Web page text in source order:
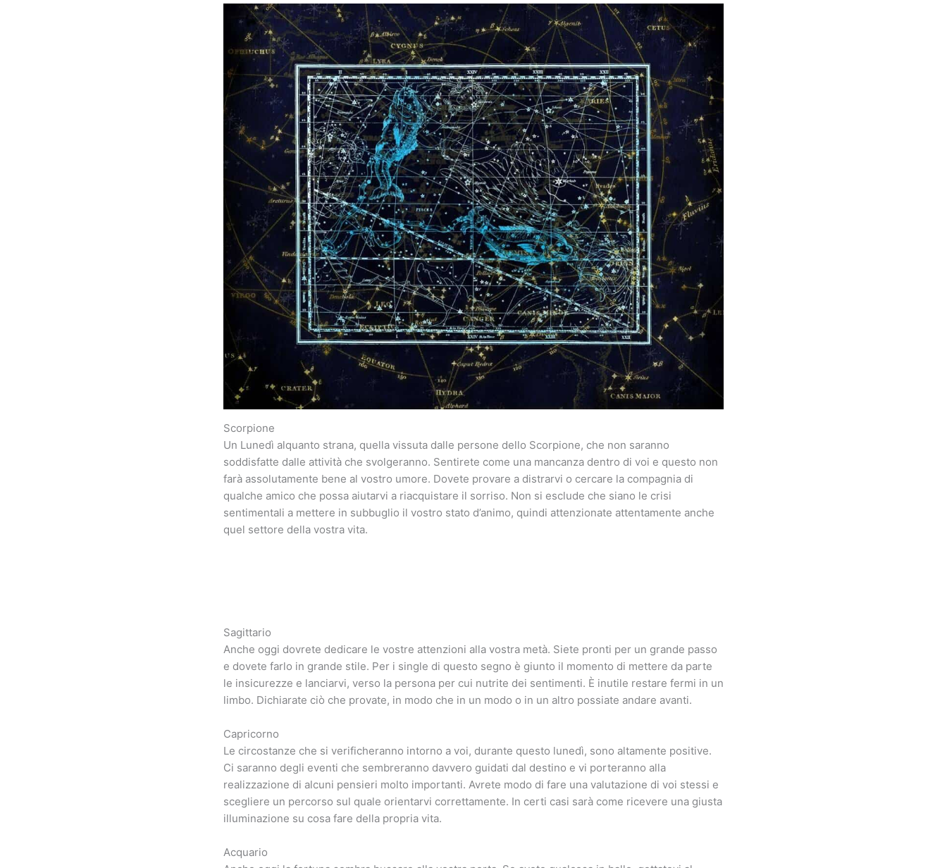
Scorpione
Un Lunedì alquanto strana, quella vissuta dalle persone dello Scorpione, che non saranno
soddisfatte dalle attività che svolgeranno. Sentirete come una mancanza dentro di voi e questo non
farà assolutamente bene al vostro umore. Dovete provare a distrarvi o cercare la compagnia di
qualche amico che possa aiutarvi a riacquistare il sorriso. Non si esclude che siano le crisi
sentimentali a mettere in subbuglio il vostro stato d’animo, quindi attenzionate attentamente anche
quel settore della vostra vita.
Sagittario
Anche oggi dovrete dedicare le vostre attenzioni alla vostra metà. Siete pronti per un grande passo
e dovete farlo in grande stile. Per i single di questo segno è giunto il momento di mettere da parte
le insicurezze e lanciarvi, verso la persona per cui nutrite dei sentimenti. È inutile restare fermi in un
limbo. Dichiarate ciò che provate, in modo che in un modo o in un altro possiate andare avanti.
Capricorno
Le circostanze che si verificheranno intorno a voi, durante questo lunedì, sono altamente positive.
Ci saranno degli eventi che sembreranno davvero guidati dal destino e vi porteranno alla
realizzazione di alcuni pensieri molto importanti. Avrete modo di fare una valutazione di voi stessi e
scegliere un percorso sul quale orientarvi correttamente. In certi casi sarà come ricevere una giusta
illuminazione su cosa fare della propria vita.
Acquario